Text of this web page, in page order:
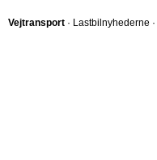
Vejtransport · Lastbilnyhederne ·